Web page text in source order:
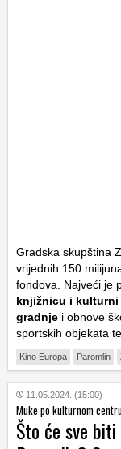
Gradska skupština
vrijednih 150
fondova. Najveći je
knjižnicu i kulturni
gradnje i obnove
sportskih objekata
Kino Europa Paromlin
11.05.2024. (15:00)
Muke po kulturnom
Što će sve